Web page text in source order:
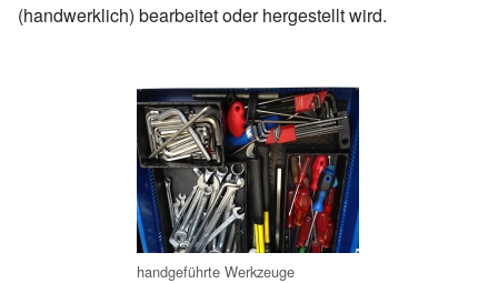
(handwerklich) bearbeitet oder hergestellt wird.
handgeführte Werkzeuge